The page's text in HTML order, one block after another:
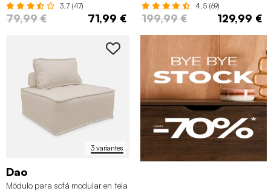
3.7 (47)
79,99 € 71,99 €
4.5 (69)
199,99 € 129,99 €
3 variantes
Dao
Módulo para sofá modular en tela